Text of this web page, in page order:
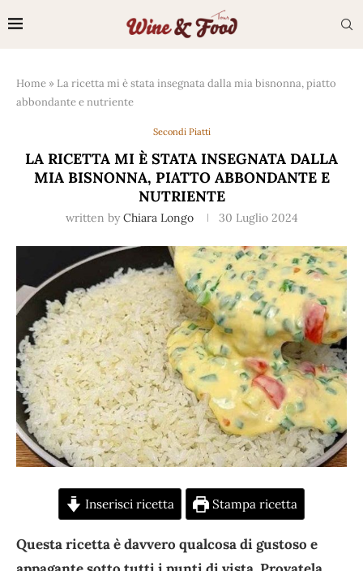
Home » La ricetta mi è stata insegnata dalla mia bisnonna, piatto
abbondante e nutriente
Secondi Piatti
LA RICETTA MI È STATA INSEGNATA DALLA
MIA BISNONNA, PIATTO ABBONDANTE E
NUTRIENTE
written by Chiara Longo 30 Luglio 2024
Inserisci ricetta Stampa ricetta
Questa ricetta è davvero qualcosa di gustoso e